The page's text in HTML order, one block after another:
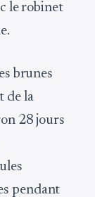
le robinet
brunes
de la
28 jours
pendant